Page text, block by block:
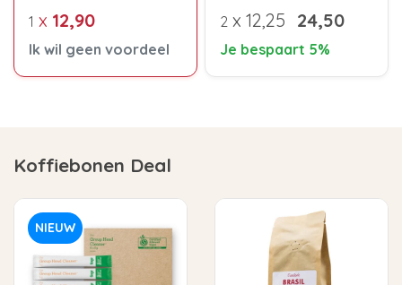
1 x 12,90
Ik wil geen voordeel
2 x 12,25 24,50
Je bespaart 5%
Koffiebonen Deal
NIEUW